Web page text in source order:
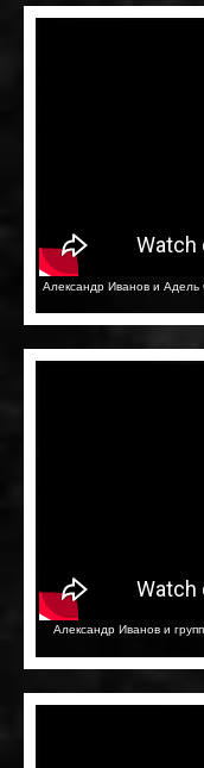
Александр Иванов и Адель
Александр Иванов и